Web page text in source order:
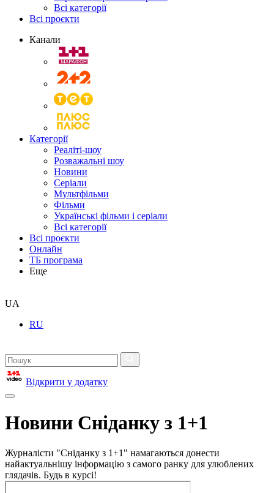
Всі категорії
Всі проєкти
Канали
Категорії
Реаліті-шоу
Розважальні шоу
Новини
Серіали
Мультфільми
Фільми
Українські фільми і серіали
Всі категорії
Всі проєкти
Онлайн
ТБ програма
Еще
UA
RU
Відкрити у додатку
Новини Сніданку з 1+1
Журналісти "Сніданку з 1+1" намагаються донести
найактуальнішу інформацію з самого ранку для улюблених
глядачів. Будь в курсі!